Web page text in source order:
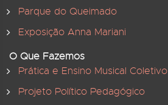
Parque do Queimado
Exposição Anna Mariani
O Que Fazemos
Prática e Ensino Musical Coletivo
Projeto Político Pedagógico